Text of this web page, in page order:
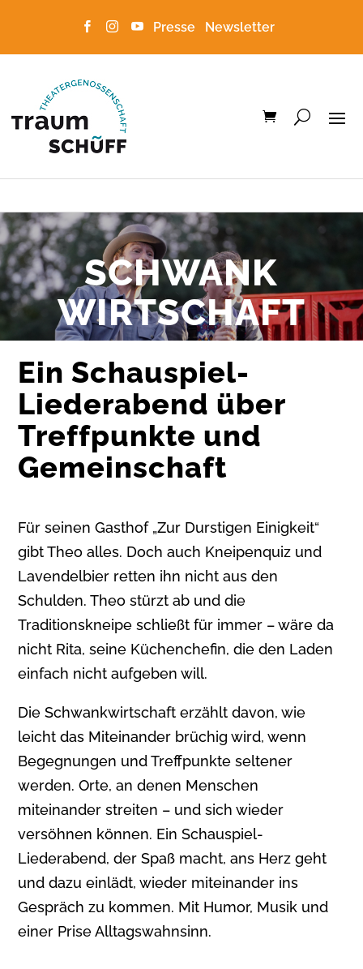
   Presse Newsletter
SCHWANK
WIRTSCHAFT
Ein Schauspiel-
Liederabend über
Treffpunkte und
Gemeinschaft
Für seinen Gasthof „Zur Durstigen Einigkeit“
gibt Theo alles. Doch auch Kneipenquiz und
Lavendelbier retten ihn nicht aus den
Schulden. Theo stürzt ab und die
Traditionskneipe schließt für immer – wäre da
nicht Rita, seine Küchenchefin, die den Laden
einfach nicht aufgeben will.
Die Schwankwirtschaft erzählt davon, wie
leicht das Miteinander brüchig wird, wenn
Begegnungen und Treffpunkte seltener
werden. Orte, an denen Menschen
miteinander streiten – und sich wieder
versöhnen können. Ein Schauspiel-
Liederabend, der Spaß macht, ans Herz geht
und dazu einlädt, wieder miteinander ins
Gespräch zu kommen. Mit Humor, Musik und
einer Prise Alltagswahnsinn.